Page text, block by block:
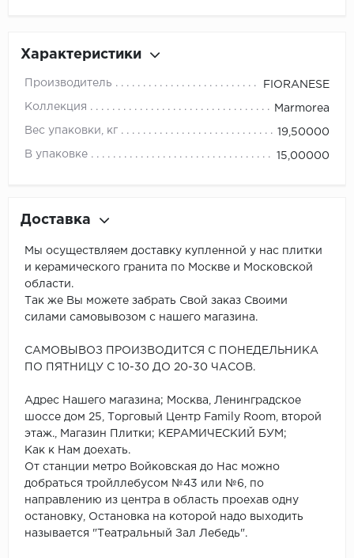
Характеристики
Производитель FIORANESE
Коллекция Marmorea
Вес упаковки, кг 19,50000
В упаковке 15,00000
Доставка
Мы осуществляем доставку купленной у нас плитки
и керамического гранита по Москве и Московской
области.
Так же Вы можете забрать Свой заказ Своими
силами самовывозом с нашего магазина.
САМОВЫВОЗ ПРОИЗВОДИТСЯ С ПОНЕДЕЛЬНИКА
ПО ПЯТНИЦУ С 10-30 ДО 20-30 ЧАСОВ.
Адрес Нашего магазина; Москва, Ленинградское
шоссе дом 25, Торговый Центр Family Room, второй
этаж., Магазин Плитки; КЕРАМИЧЕСКИЙ БУМ;
Как к Нам доехать.
От станции метро Войковская до Нас можно
добраться тройллебусом №43 или №6, по
направлению из центра в область проехав одну
остановку, Остановка на которой надо выходить
называется "Театральный Зал Лебедь".